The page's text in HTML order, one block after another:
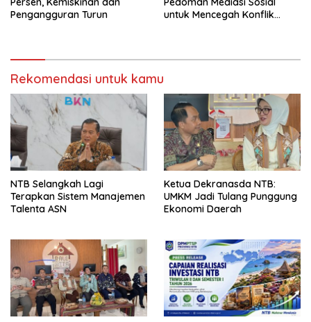
Pengangguran Turun
untuk Mencegah Konflik
Rekomendasi untuk kamu
NTB Selangkah Lagi
Terapkan Sistem Manajemen
Talenta ASN
Ketua Dekranasda NTB:
UMKM Jadi Tulang Punggung
Ekonomi Daerah